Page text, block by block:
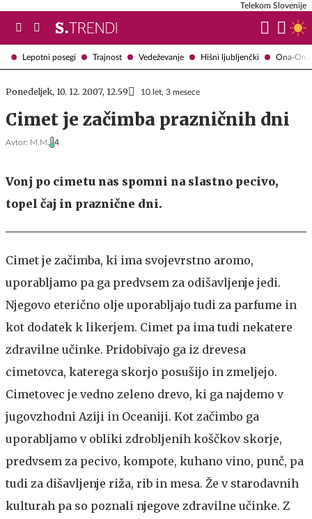
Lepotni posegi Trajnost Vedeževanje Hišni ljubljenčki Ona-
Telekom Slovenije
Ponedeljek, 10. 12. 2007, 12.59 10 let, 3 mesece
Cimet je začimba prazničnih dni
Avtor: M.M. 4
Vonj po cimetu nas spomni na slastno pecivo,
topel čaj in praznične dni.
Cimet je začimba, ki ima svojevrstno aromo,
uporabljamo pa ga predvsem za odišavljenje jedi.
Njegovo eterično olje uporabljajo tudi za parfume in
kot dodatek k likerjem. Cimet pa ima tudi nekatere
zdravilne učinke. Pridobivajo ga iz drevesa
cimetovca, katerega skorjo posušijo in zmeljejo.
Cimetovec je vedno zeleno drevo, ki ga najdemo v
jugovzhodni Aziji in Oceaniji. Kot začimbo ga
uporabljamo v obliki zdrobljenih koščkov skorje,
predvsem za pecivo, kompote, kuhano vino, punč, pa
tudi za dišavljenje riža, rib in mesa. Že v starodavnih
kulturah pa so poznali njegove zdravilne učinke. Z